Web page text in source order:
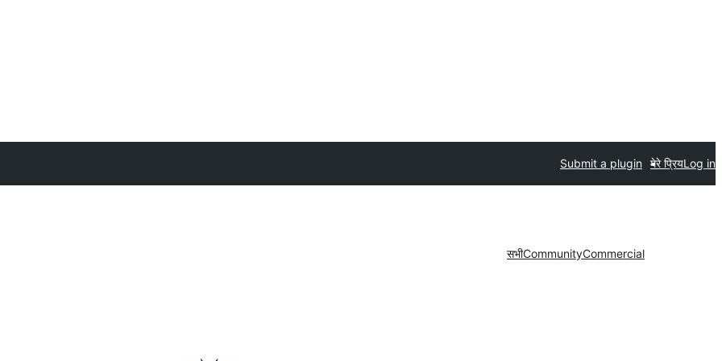
Submit a plugin मेरे प्रियLog in
सभीCommunityCommercial